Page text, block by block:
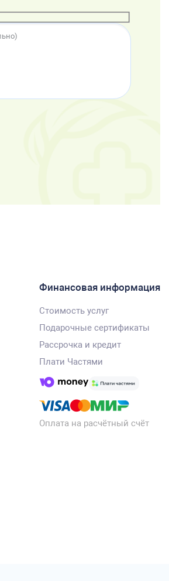
Финансовая информация
Стоимость услуг
Подарочные сертификаты
Рассрочка и кредит
Плати Частями
Оплата на расчётный счёт